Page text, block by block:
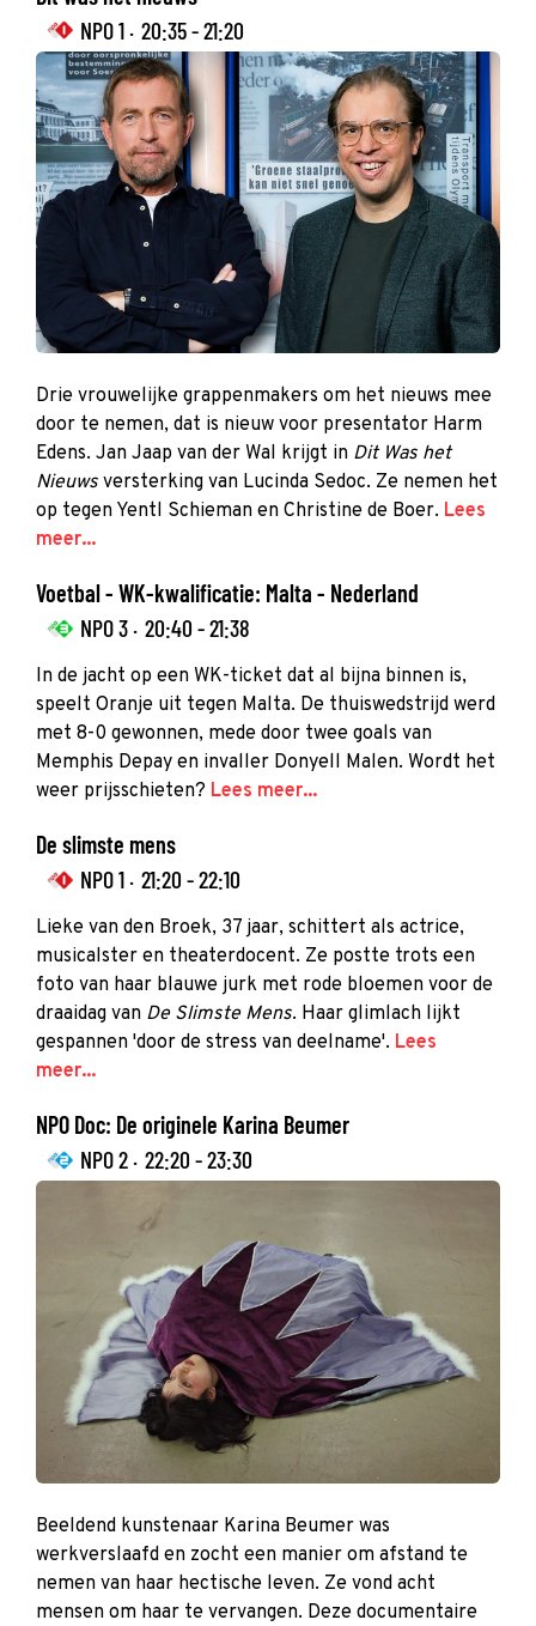
NPO 1 · 20:35 - 21:20
Drie vrouwelijke grappenmakers om het nieuws mee
door te nemen, dat is nieuw voor presentator Harm
Edens. Jan Jaap van der Wal krijgt in Dit Was het
Nieuws versterking van Lucinda Sedoc. Ze nemen het
op tegen Yentl Schieman en Christine de Boer. Lees
meer...
Voetbal - WK-kwalificatie: Malta - Nederland
NPO 3 · 20:40 - 21:38
In de jacht op een WK-ticket dat al bijna binnen is,
speelt Oranje uit tegen Malta. De thuiswedstrijd werd
met 8-0 gewonnen, mede door twee goals van
Memphis Depay en invaller Donyell Malen. Wordt het
weer prijsschieten? Lees meer...
De slimste mens
NPO 1 · 21:20 - 22:10
Lieke van den Broek, 37 jaar, schittert als actrice,
musicalster en theaterdocent. Ze postte trots een
foto van haar blauwe jurk met rode bloemen voor de
draaidag van De Slimste Mens. Haar glimlach lijkt
gespannen 'door de stress van deelname'. Lees
meer...
NPO Doc: De originele Karina Beumer
NPO 2 · 22:20 - 23:30
Beeldend kunstenaar Karina Beumer was
werkverslaafd en zocht een manier om afstand te
nemen van haar hectische leven. Ze vond acht
mensen om haar te vervangen. Deze documentaire